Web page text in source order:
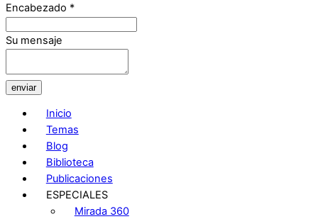
Encabezado *
Su mensaje
enviar
Inicio
Temas
Blog
Biblioteca
Publicaciones
ESPECIALES
Mirada 360